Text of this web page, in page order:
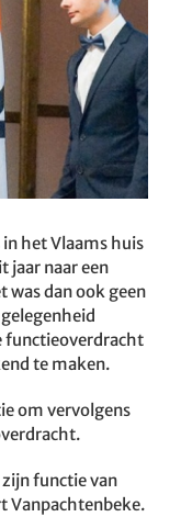
het Vlaams huis
jaar naar een
was dan ook geen
functieoverdracht
te maken.
om vervolgens
functie van
Vanpachtenbeke.